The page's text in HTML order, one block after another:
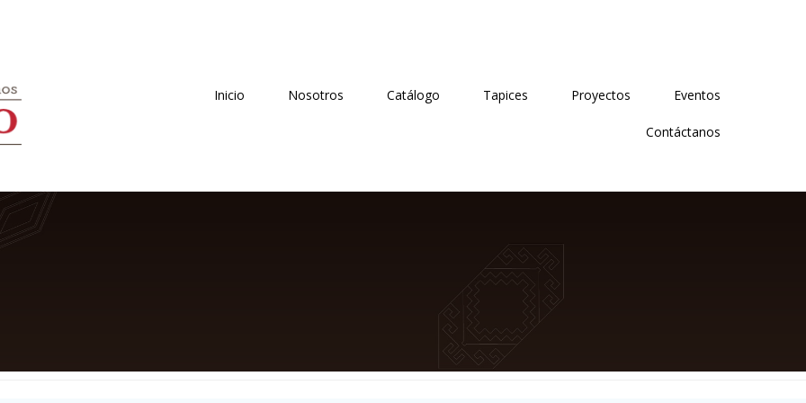
Inicio Nosotros Catálogo Tapices Proyectos Eventos
Contáctanos